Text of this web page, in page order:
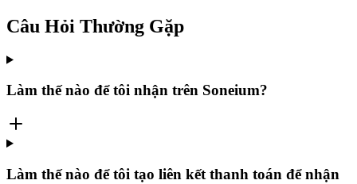
Câu Hỏi Thường Gặp
Làm thế nào để tôi nhận trên Soneium?
Làm thế nào để tôi tạo liên kết thanh toán để nhận